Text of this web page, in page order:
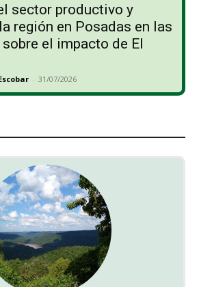
sector productivo y
región en Posadas en las
el impacto de El
- 31/07/2026